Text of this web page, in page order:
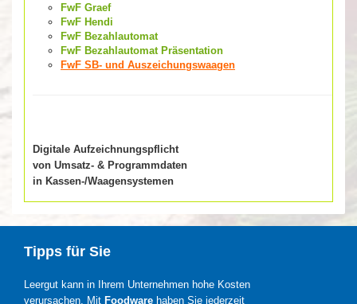
FwF Graef
FwF Hendi
FwF Bezahlautomat
FwF Bezahlautomat Präsentation
FwF SB- und Auszeichungswaagen
Digitale Aufzeichnungspflicht
von Umsatz- & Programmdaten
in Kassen-/Waagensystemen
Tipps für Sie
Leergut kann in Ihrem Unternehmen hohe Kosten
verursachen. Mit Foodware haben Sie jederzeit